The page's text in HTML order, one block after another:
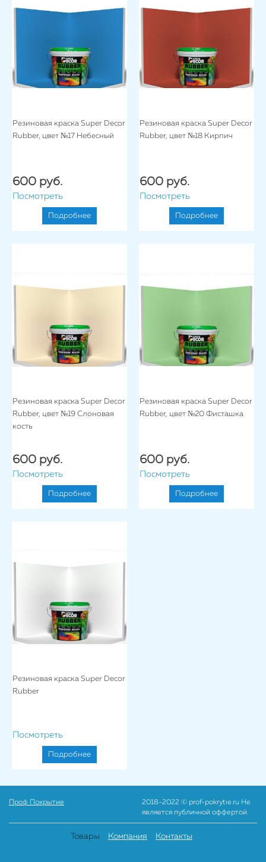
Резиновая краска Super Decor
Rubber, цвет №17 Небесный
600 руб.
Посмотреть
Подробнее
Резиновая краска Super Decor
Rubber, цвет №18 Кирпич
600 руб.
Посмотреть
Подробнее
Резиновая краска Super Decor
Rubber, цвет №19 Слоновая
кость
600 руб.
Посмотреть
Подробнее
Резиновая краска Super Decor
Rubber, цвет №20 Фисташка
600 руб.
Посмотреть
Подробнее
Резиновая краска Super Decor
Rubber
Посмотреть
Подробнее
Проф Покрытие
2018-2022 © prof-pokrytie.ru Не
является публичной оффертой.
Товары Компания Контакты